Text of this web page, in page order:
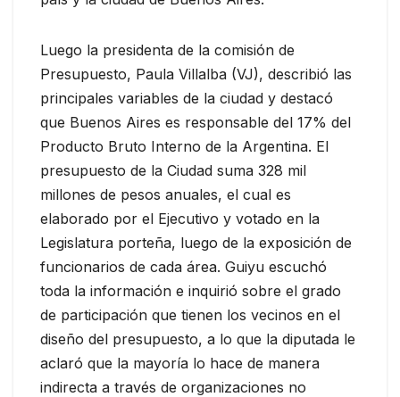
Luego la presidenta de la comisión de
Presupuesto, Paula Villalba (VJ), describió las
principales variables de la ciudad y destacó
que Buenos Aires es responsable del 17% del
Producto Bruto Interno de la Argentina. El
presupuesto de la Ciudad suma 328 mil
millones de pesos anuales, el cual es
elaborado por el Ejecutivo y votado en la
Legislatura porteña, luego de la exposición de
funcionarios de cada área. Guiyu escuchó
toda la información e inquirió sobre el grado
de participación que tienen los vecinos en el
diseño del presupuesto, a lo que la diputada le
aclaró que la mayoría lo hace de manera
indirecta a través de organizaciones no